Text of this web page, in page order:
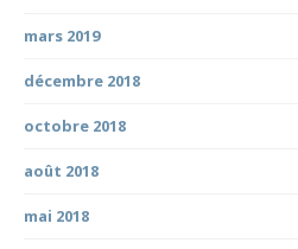
mars 2019
décembre 2018
octobre 2018
août 2018
mai 2018